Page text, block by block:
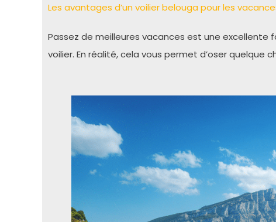
Les avantages d’un voilier belouga pour les
Passez de meilleures vacances est une excellente
voilier. En réalité, cela vous permet d’oser quelque